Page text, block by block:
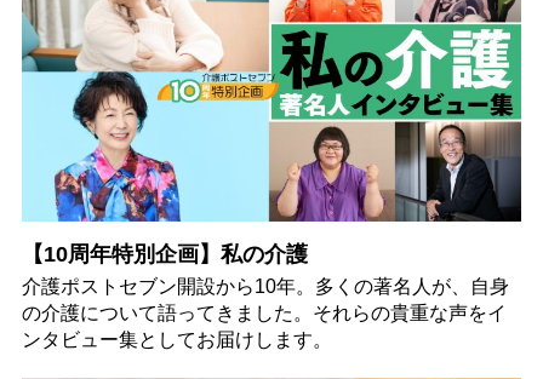
【10周年特別企画】私の介護
介護ポストセブン開設から10年。多くの著名人が、自身
の介護について語ってきました。それらの貴重な声をイ
ンタビュー集としてお届けします。